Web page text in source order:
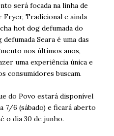
será focada na linha de
Fryer, Tradicional e ainda
hot dog defumada do
Seara é uma das
nos últimos anos,
uma experiência única e
consumidores buscam.
do Povo estará disponível
7/6 (sábado) e ficará aberto
o dia 30 de junho.